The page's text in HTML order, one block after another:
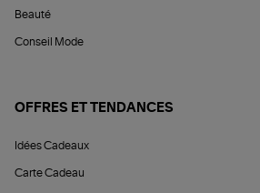
Beauté
Conseil Mode
OFFRES ET TENDANCES
Idées Cadeaux
Carte Cadeau